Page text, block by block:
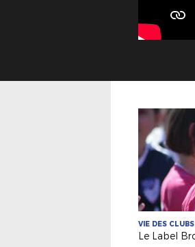
VIE DES CLUBS